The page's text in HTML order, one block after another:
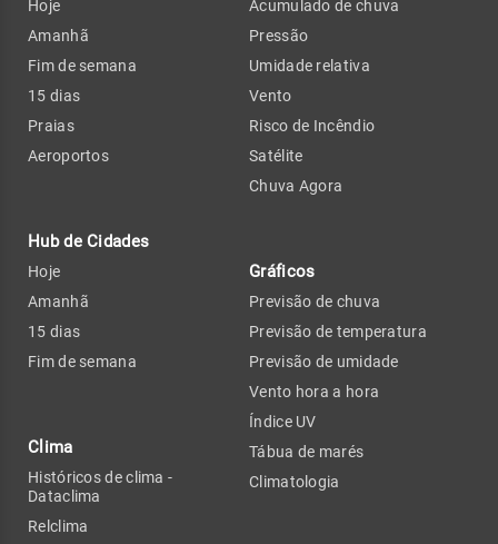
Hoje
Amanhã
Fim de semana
15 dias
Praias
Aeroportos
Hub de Cidades
Hoje
Amanhã
15 dias
Fim de semana
Clima
Históricos de clima -
Dataclima
Relclima
Acumulado de chuva
Pressão
Umidade relativa
Vento
Risco de Incêndio
Satélite
Chuva Agora
Gráficos
Previsão de chuva
Previsão de temperatura
Previsão de umidade
Vento hora a hora
Índice UV
Tábua de marés
Climatologia